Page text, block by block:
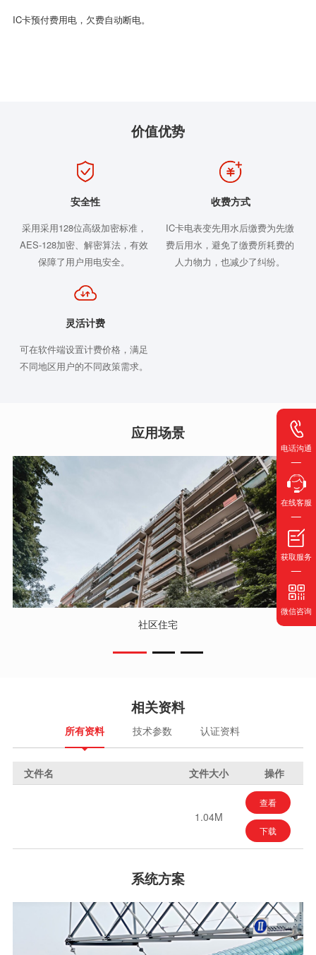
IC卡预付费用电，欠费自动断电。
价值优势
安全性
采用采用128位高级加密标准，
AES-128加密、解密算法，有效
保障了用户用电安全。
收费方式
IC卡电表变先用水后缴费为先缴
费后用水，避免了缴费所耗费的
人力物力，也减少了纠纷。
灵活计费
可在软件端设置计费价格，满足
不同地区用户的不同政策需求。
应用场景
社区住宅
相关资料
所有资料 技术参数 认证资料
文件名 文件大小 操作
1.04M
查看
下载
系统方案
电话沟通
在线客服
获取服务
微信咨询